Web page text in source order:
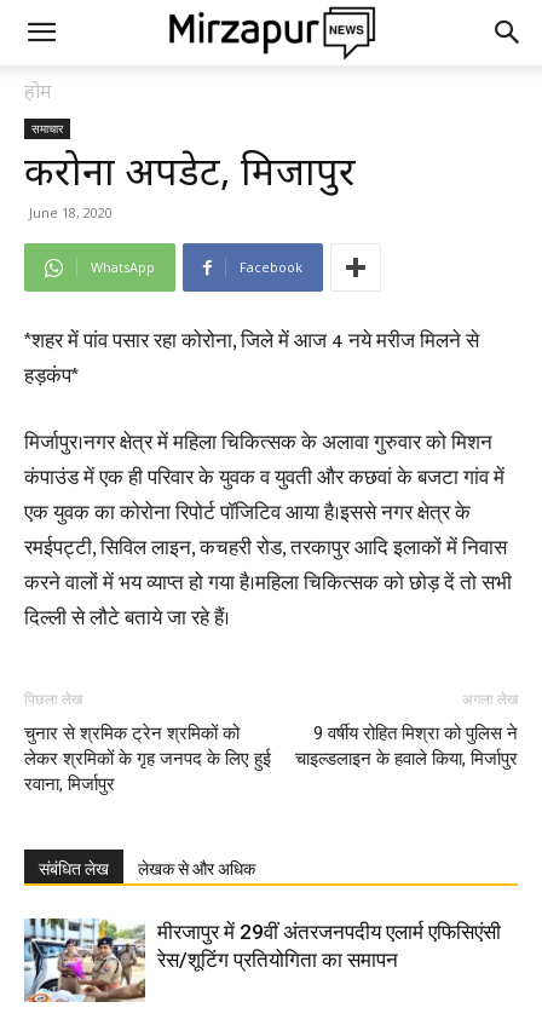
होम
समाचार
करोना अपडेट, मिर्जापुर
June 18, 2020
WhatsApp Facebook
*शहर में पांव पसार रहा कोरोना, जिले में आज 4 नये मरीज मिलने से
हड़कंप*
मिर्जापुर।नगर क्षेत्र में महिला चिकित्सक के अलावा गुरुवार को मिशन
कंपाउंड में एक ही परिवार के युवक व युवती और कछवां के बजटा गांव में
एक युवक का कोरोना रिपोर्ट पॉजिटिव आया है।इससे नगर क्षेत्र के
रमईपट्टी, सिविल लाइन, कचहरी रोड, तरकापुर आदि इलाकों में निवास
करने वालों में भय व्याप्त हो गया है।महिला चिकित्सक को छोड़ दें तो सभी
दिल्ली से लौटे बताये जा रहे हैं।
पिछला लेख
चुनार से श्रमिक ट्रेन श्रमिकों को
लेकर श्रमिकों के गृह जनपद के लिए हुई
रवाना, मिर्जापुर
अगला लेख
9 वर्षीय रोहित मिश्रा को पुलिस ने
चाइल्डलाइन के हवाले किया, मिर्जापुर
संबंधित लेख लेखक से और अधिक
मीरजापुर में 29वीं अंतरजनपदीय एलार्म एफिसिएंसी
रेस/शूटिंग प्रतियोगिता का समापन